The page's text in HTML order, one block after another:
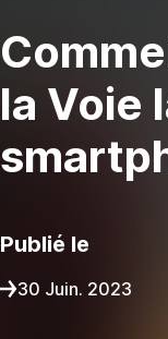
la Voie
Publié le
30 Juin. 2023